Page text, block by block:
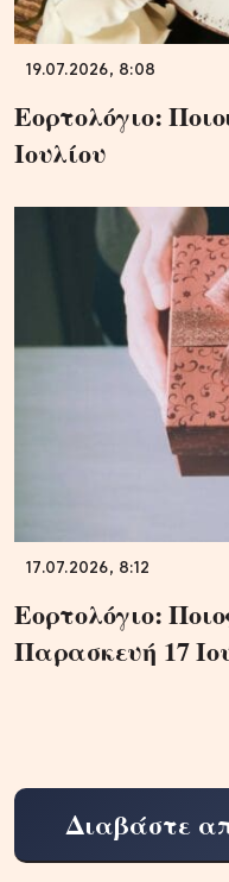
19.07.2026, 8:08
Εορτολόγιο:
Ιουλίου
17.07.2026, 8:12
Εορτολόγιο:
Παρασκευή 17
Διαβάστε